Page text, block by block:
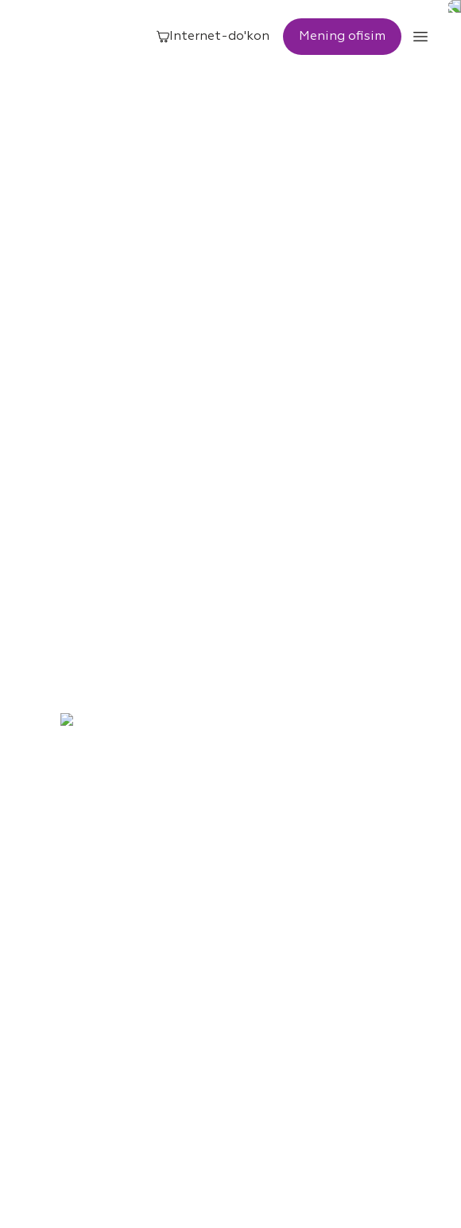
Internet-do'kon Mening ofisim